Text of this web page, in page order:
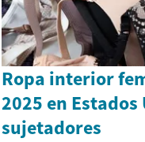
Ropa interior
2025 en
sujetadores